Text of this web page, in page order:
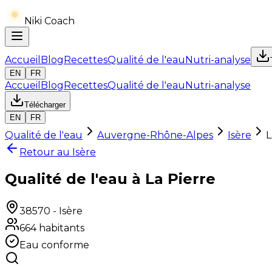
Niki Coach
Accueil BlogRecettesQualité de l'eauNutri-analyse
EN
FR
Accueil BlogRecettesQualité de l'eauNutri-analyse
Télécharger
EN
FR
Qualité de l'eau Auvergne-Rhône-Alpes Isère
Retour au Isère
Qualité de l'eau à La Pierre
38570 - Isère
664habitants
Eau conforme